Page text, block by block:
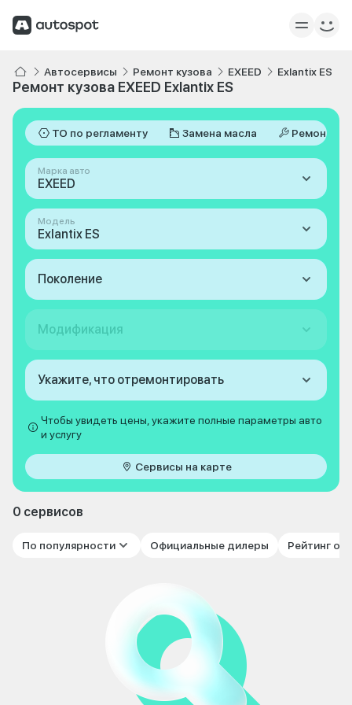
Автосервисы Ремонт кузова EXEED Exlantix ES
Ремонт кузова EXEED Exlantix ES
ТО по регламенту Замена масла Ремонт
Марка авто
EXEED
Модель
Exlantix ES
Поколение
Модификация
Укажите, что отремонтировать
Чтобы увидеть цены, укажите полные параметры авто
и услугу
Сервисы на карте
0 сервисов
По популярности Официальные дилеры Рейтинг